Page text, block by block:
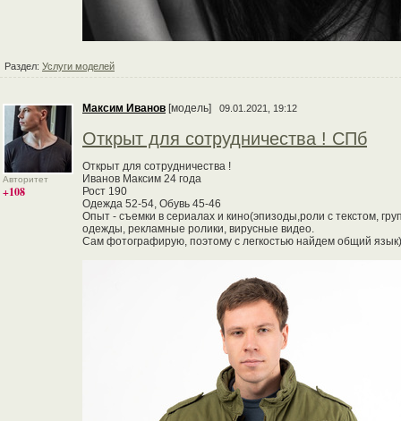
Раздел: Услуги моделей
Авторитет
+108
Максим Иванов [модель] 09.01.2021, 19:12
Открыт для сотрудничества ! СПб
Открыт для сотрудничества !
Иванов Максим 24 года
Рост 190
Одежда 52-54, Обувь 45-46
Опыт - съемки в сериалах и кино(эпизоды,роли с текстом,
одежды, рекламные ролики, вирусные видео.
Сам фотографирую, поэтому с легкостью найдем общий язык)